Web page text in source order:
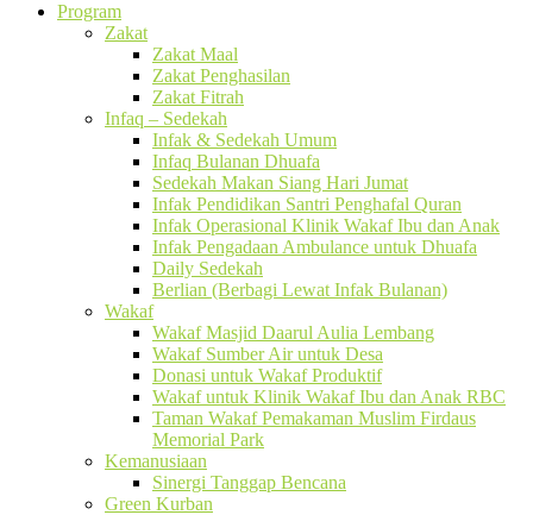
Program
Zakat
Zakat Maal
Zakat Penghasilan
Zakat Fitrah
Infaq – Sedekah
Infak & Sedekah Umum
Infaq Bulanan Dhuafa
Sedekah Makan Siang Hari Jumat
Infak Pendidikan Santri Penghafal Quran
Infak Operasional Klinik Wakaf Ibu dan Anak
Infak Pengadaan Ambulance untuk Dhuafa
Daily Sedekah
Berlian (Berbagi Lewat Infak Bulanan)
Wakaf
Wakaf Masjid Daarul Aulia Lembang
Wakaf Sumber Air untuk Desa
Donasi untuk Wakaf Produktif
Wakaf untuk Klinik Wakaf Ibu dan Anak RBC
Taman Wakaf Pemakaman Muslim Firdaus
Memorial Park
Kemanusiaan
Sinergi Tanggap Bencana
Green Kurban